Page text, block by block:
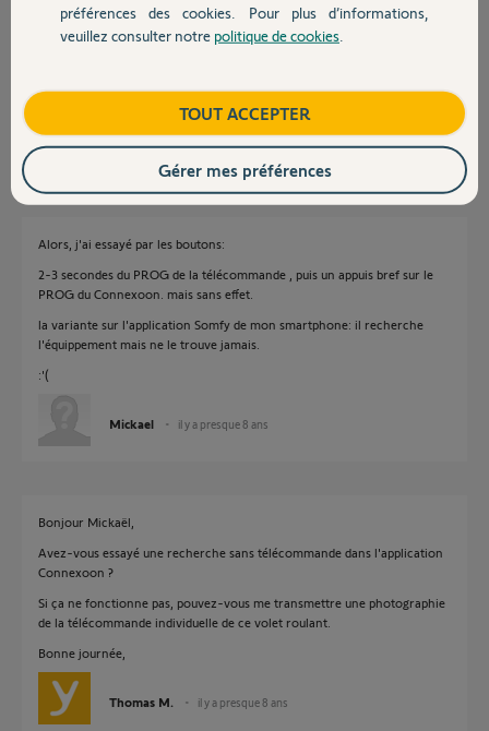
Contact
Bonsoir Mickaël
Pouvez-vous décrire précisément ce que vous faîtes pour avoir de l'aide
Cdt
Anonyme il y a presque 8 ans
Alors, j'ai essayé par les boutons:
2-3 secondes du PROG de la télécommande , puis un appuis bref sur le
PROG du Connexoon. mais sans effet.
la variante sur l'application Somfy de mon smartphone: il recherche
l'équippement mais ne le trouve jamais.
:'(
Mickael il y a presque 8 ans
Bonjour Mickaël,
Avez-vous essayé une recherche sans télécommande dans l'application
Connexoon ?
Si ça ne fonctionne pas, pouvez-vous me transmettre une photographie
de la télécommande individuelle de ce volet roulant.
Bonne journée,
Thomas M. il y a presque 8 ans
préférences des cookies. Pour plus d’informations,
veuillez consulter notre politique de cookies
TOUT ACCEPTER
Gérer mes préférences